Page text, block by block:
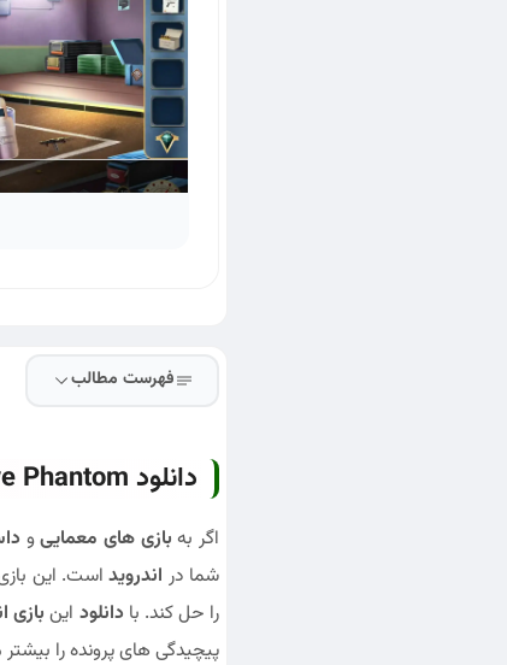
فهرست مطالب
دانلود Detective Phantom بازی معمایی و فکری با داستان رازآلود
اگر به بازی های معماییو
شما در اندرویداست. این
را حل کند. با دانلود این بازی
پیچیدگی های پرونده را